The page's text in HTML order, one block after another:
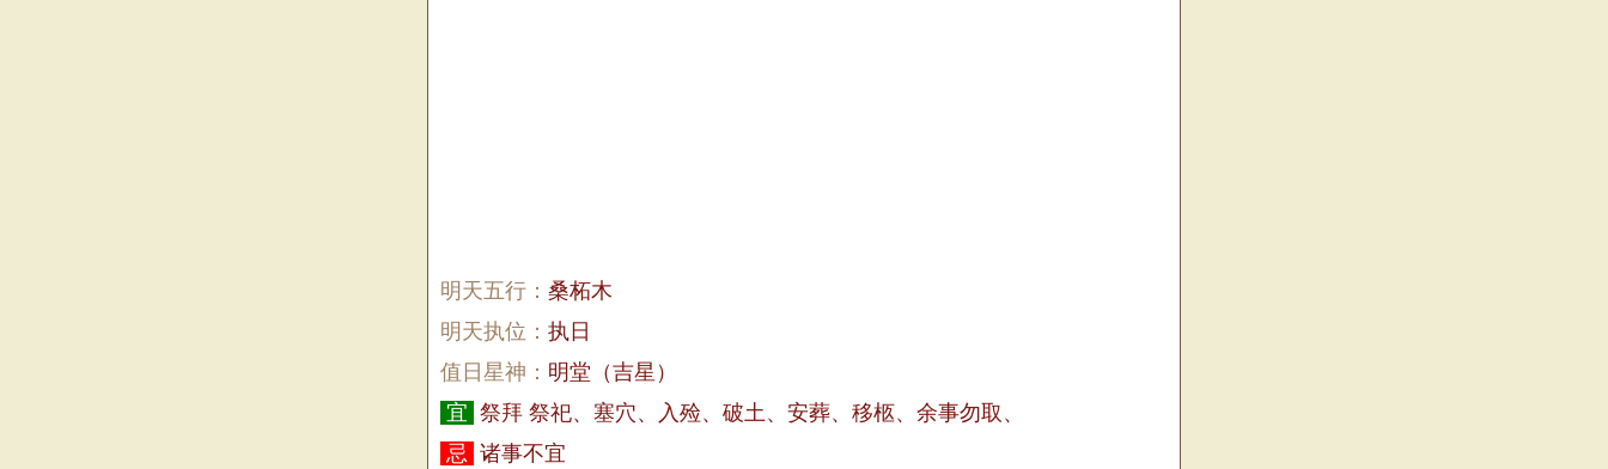
明天五行： 桑柘木
明天执位： 执日
值日星神： 明堂（吉星）
宜 祭拜 祭祀、塞穴、入殓、破土、安葬、移柩、余事勿取、
忌 诸事不宜